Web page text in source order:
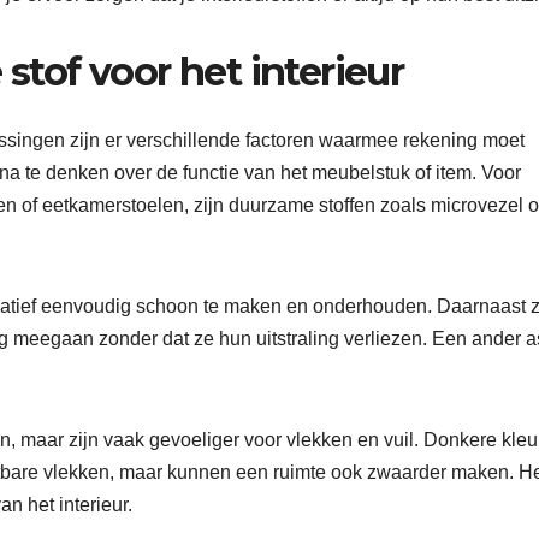
voor het interieur
zijn er verschillende factoren waarmee rekening moet
te denken over de functie van het meubelstuk of item. Voor
of eetkamerstoelen, zijn duurzame stoffen zoals microvezel
eenvoudig schoon te maken en onderhouden. Daarnaast
zonder dat ze hun uitstraling verliezen. Een ander
maar zijn vaak gevoeliger voor vlekken en vuil. Donkere
vlekken, maar kunnen een ruimte ook zwaarder maken.
het interieur.